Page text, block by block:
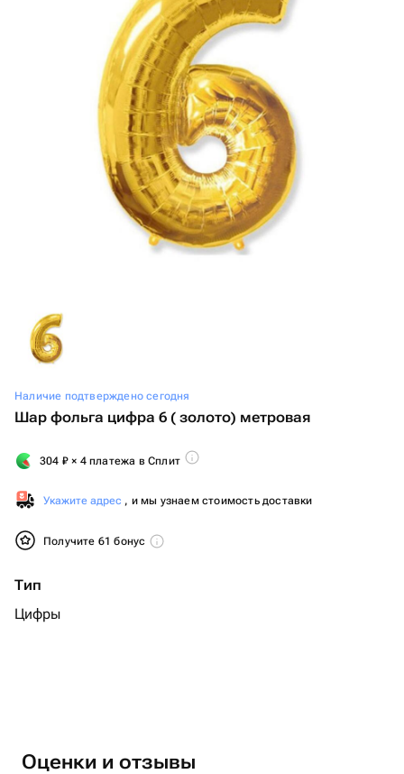
Наличие подтверждено сегодня
Шар фольга цифра 6 ( золото) метровая
304 ₽ × 4 платежа в Сплит
Укажите адрес , и мы узнаем стоимость доставки
Получите 61 бонус
Тип
Цифры
Оценки и отзывы